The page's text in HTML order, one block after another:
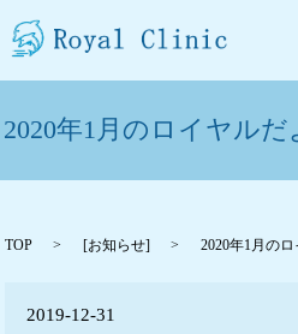
2020年1月のロイヤル
TOP [お知らせ] 2020年1月の
2019-12-31